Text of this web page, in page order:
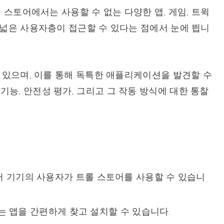
토어에서는 사용할 수 없는 다양한 앱, 게임, 트윅
은 사용자층이 접근할 수 있다는 점에서 눈에 띕니
으며, 이를 통해 독특한 애플리케이션을 발견할 수
능, 안전성 평가, 그리고 그 작동 방식에 대한 통찰
기기의 사용자가 트롤 스토어를 사용할 수 있습니
앱을 간편하게 찾고 설치할 수 있습니다.